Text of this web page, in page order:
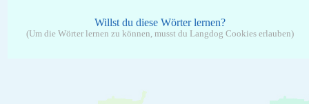
Willst du diese Wörter lernen?
(Um die Wörter lernen zu können, musst du Langdog Cookies erlauben)